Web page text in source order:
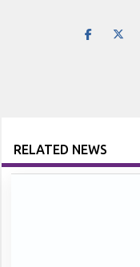
RELATED NEWS